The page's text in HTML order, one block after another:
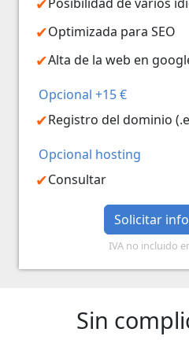
Optimizada para SEO
Alta de la web en
Opcional +15 €
Registro del dominio
Opcional hosting
Consultar
Solicitar
IVA no incluido
Sin